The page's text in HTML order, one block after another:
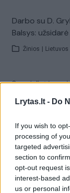
Lrytas.lt - Do
If you wish to
processing of
targeted
section to
opt-out request
interest-based
us or personal
Darbo su D.
Balsys:
Žinios Lietuvos
Specialistė
Viena
šiukšlės
Žinios | Lietuvos